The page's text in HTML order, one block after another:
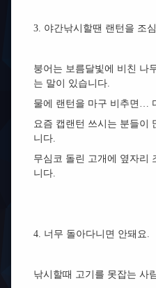
3. 야간낚시할땐 랜턴을 조
붕어는 보름달빛에 비친 나
는 말이 있습니다.
물에 랜턴을 마구 비추면…
요즘 캡랜턴 쓰시는 분들이
니다.
무심코 돌린 고개에 옆자리
니다.
4. 너무 돌아다니면 안돼요.
낚시할때 고기를 못잡는 사